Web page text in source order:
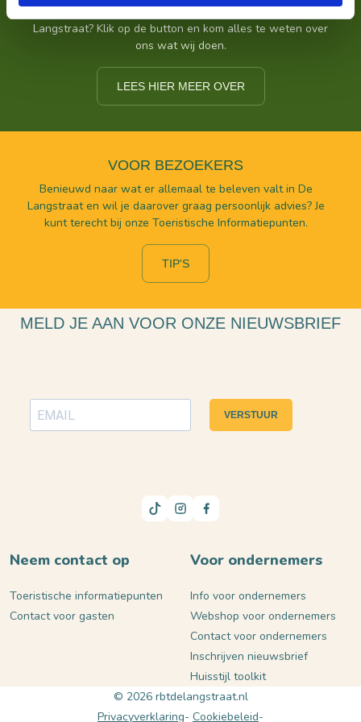
Langstraat? Klik op de button en kom alles te weten over
ons wat wij doen.
LEES HIER MEER OVER
VOOR BEZOEKERS
Benieuwd naar wat er allemaal te beleven valt in De
Langstraat en wil je daarover graag persoonlijk advies? Je
kunt terecht bij onze Toeristische Informatiepunten.
TIP'S
MELD JE AAN VOOR ONZE NIEUWSBRIEF
VERSTUUR
Neem contact op
Toeristische informatiepunten
Contact voor gasten
Voor ondernemers
Info voor ondernemers
Webshop voor ondernemers
Contact voor ondernemers
Inschrijven nieuwsbrief
Huisstijl toolkit
© 2026 rbtdelangstraat.nl
Privacyverklaring Cookiebeleid